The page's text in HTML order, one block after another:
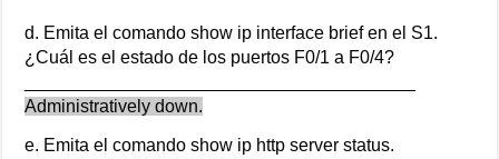
d. Emita el comando show ip interface brief en el S1.
¿Cuál es el estado de los puertos F0/1 a F0/4?
Administratively down.
e. Emita el comando show ip http server status.